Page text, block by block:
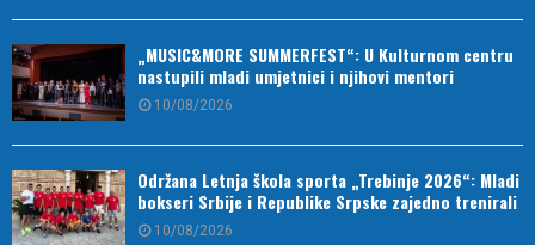
„MUSIC&MORE SUMMERFEST“: U Kulturnom centru
nastupili mladi umjetnici i njihovi mentori
10/08/2026
Održana Letnja škola sporta „Trebinje 2026“: Mladi
bokseri Srbije i Republike Srpske zajedno trenirali
10/08/2026